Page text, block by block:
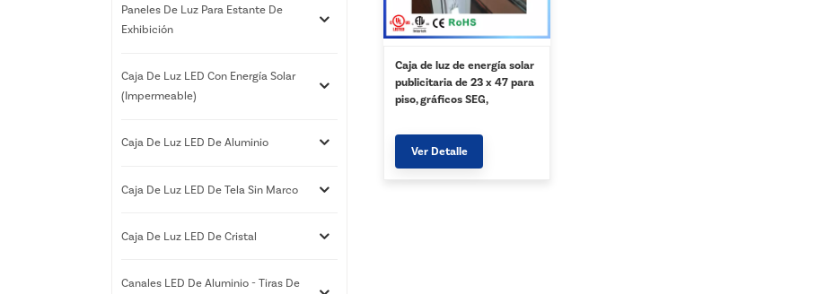
Caja de luz de energía solar
publicitaria de 23 x 47 para
piso, gráficos SEG,
Plata
Ver Detalle
Paneles De Luz Para Estante De
Exhibición
Caja De Luz LED Con Energía Solar
(impermeable)
Caja De Luz LED De Aluminio
Caja De Luz LED De Tela Sin Marco
Caja De Luz LED De Cristal
Canales LED De Aluminio - Tiras De